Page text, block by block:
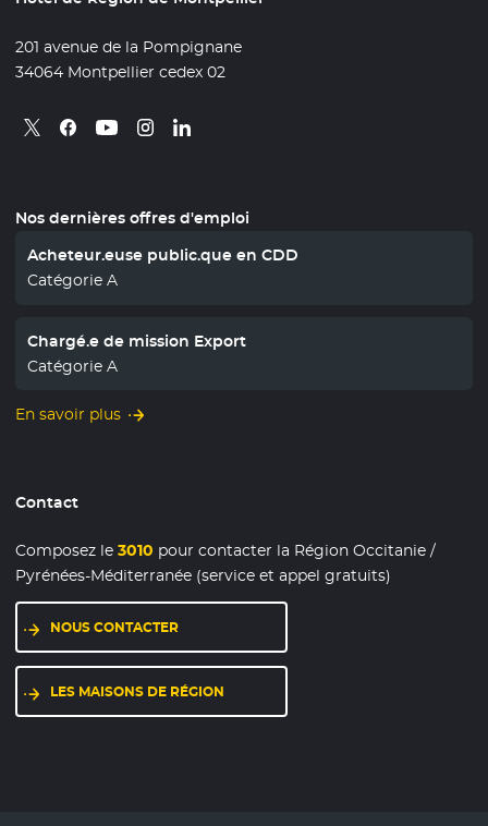
201 avenue de la Pompignane
34064 Montpellier cedex 02
Retrouvez nous sur X
- Nouvelle fenêtre
Retrouvez nous sur Facebook
- Nouvelle fenêtre
Retrouvez nous sur Youtube
- Nouvelle fenêtre
Retrouvez nous sur Instagram
- Nouvelle fenêtre
Retrouvez nous sur Linkedin
- Nouvelle fenêtre
Nos dernières offres d'emploi
Acheteur.euse public.que en CDD
Catégorie A
Chargé.e de mission Export
Catégorie A
En savoir plus
Contact
Composez le3010 pour contacter la Région Occitanie /
Pyrénées-Méditerranée (service et appel gratuits)
NOUS CONTACTER
LES MAISONS DE RÉGION